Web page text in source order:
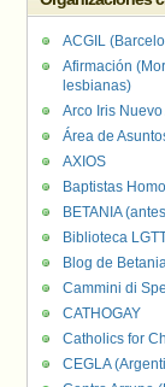
ACGIL
Afirmación
lesbianas)
Arco Iris
Área de
AXIOS
Baptistas
BETANIA
Biblioteca
Blog de
Cammini di
CATHOGAY
Catholics for
CEGLA